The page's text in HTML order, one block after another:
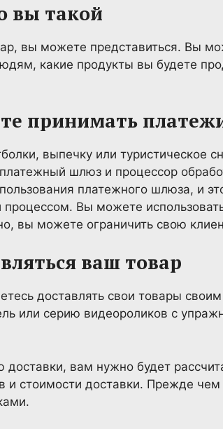
вы такой
вы можете представиться. Вы
какие продукты вы будете
принимать
выпечку или туристическое
шлюз и процессор
платежного шлюза, и
Вы можете использовать
вы можете ограничить свою
ваш товар
доставлять свои товары
или серию видеороликов с
вам нужно будет
и стоимости доставки. Прежде